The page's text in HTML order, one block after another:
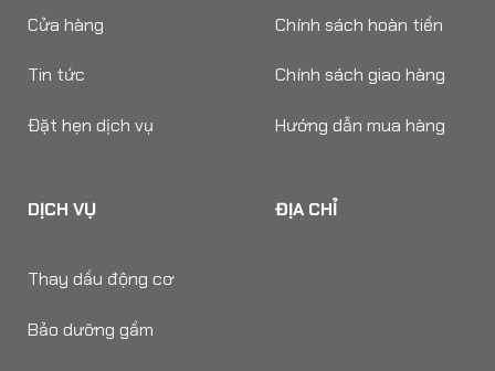
Cửa hàng
Tin tức
Đặt hẹn dịch vụ
Chính sách hoàn tiền
Chính sách giao hàng
Hướng dẫn mua hàng
DỊCH VỤ
Thay dầu động cơ
Bảo dưỡng gầm
ĐỊA CHỈ